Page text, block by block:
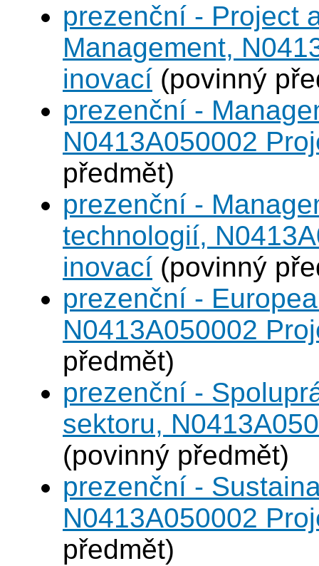
prezenční - Project
Management,
inovací (povinný
prezenční -
N0413A050002
předmět)
prezenční -
technologií,
inovací (povinný
prezenční -
N0413A050002
předmět)
prezenční -
sektoru,
(povinný předmět)
prezenční -
N0413A050002
předmět)